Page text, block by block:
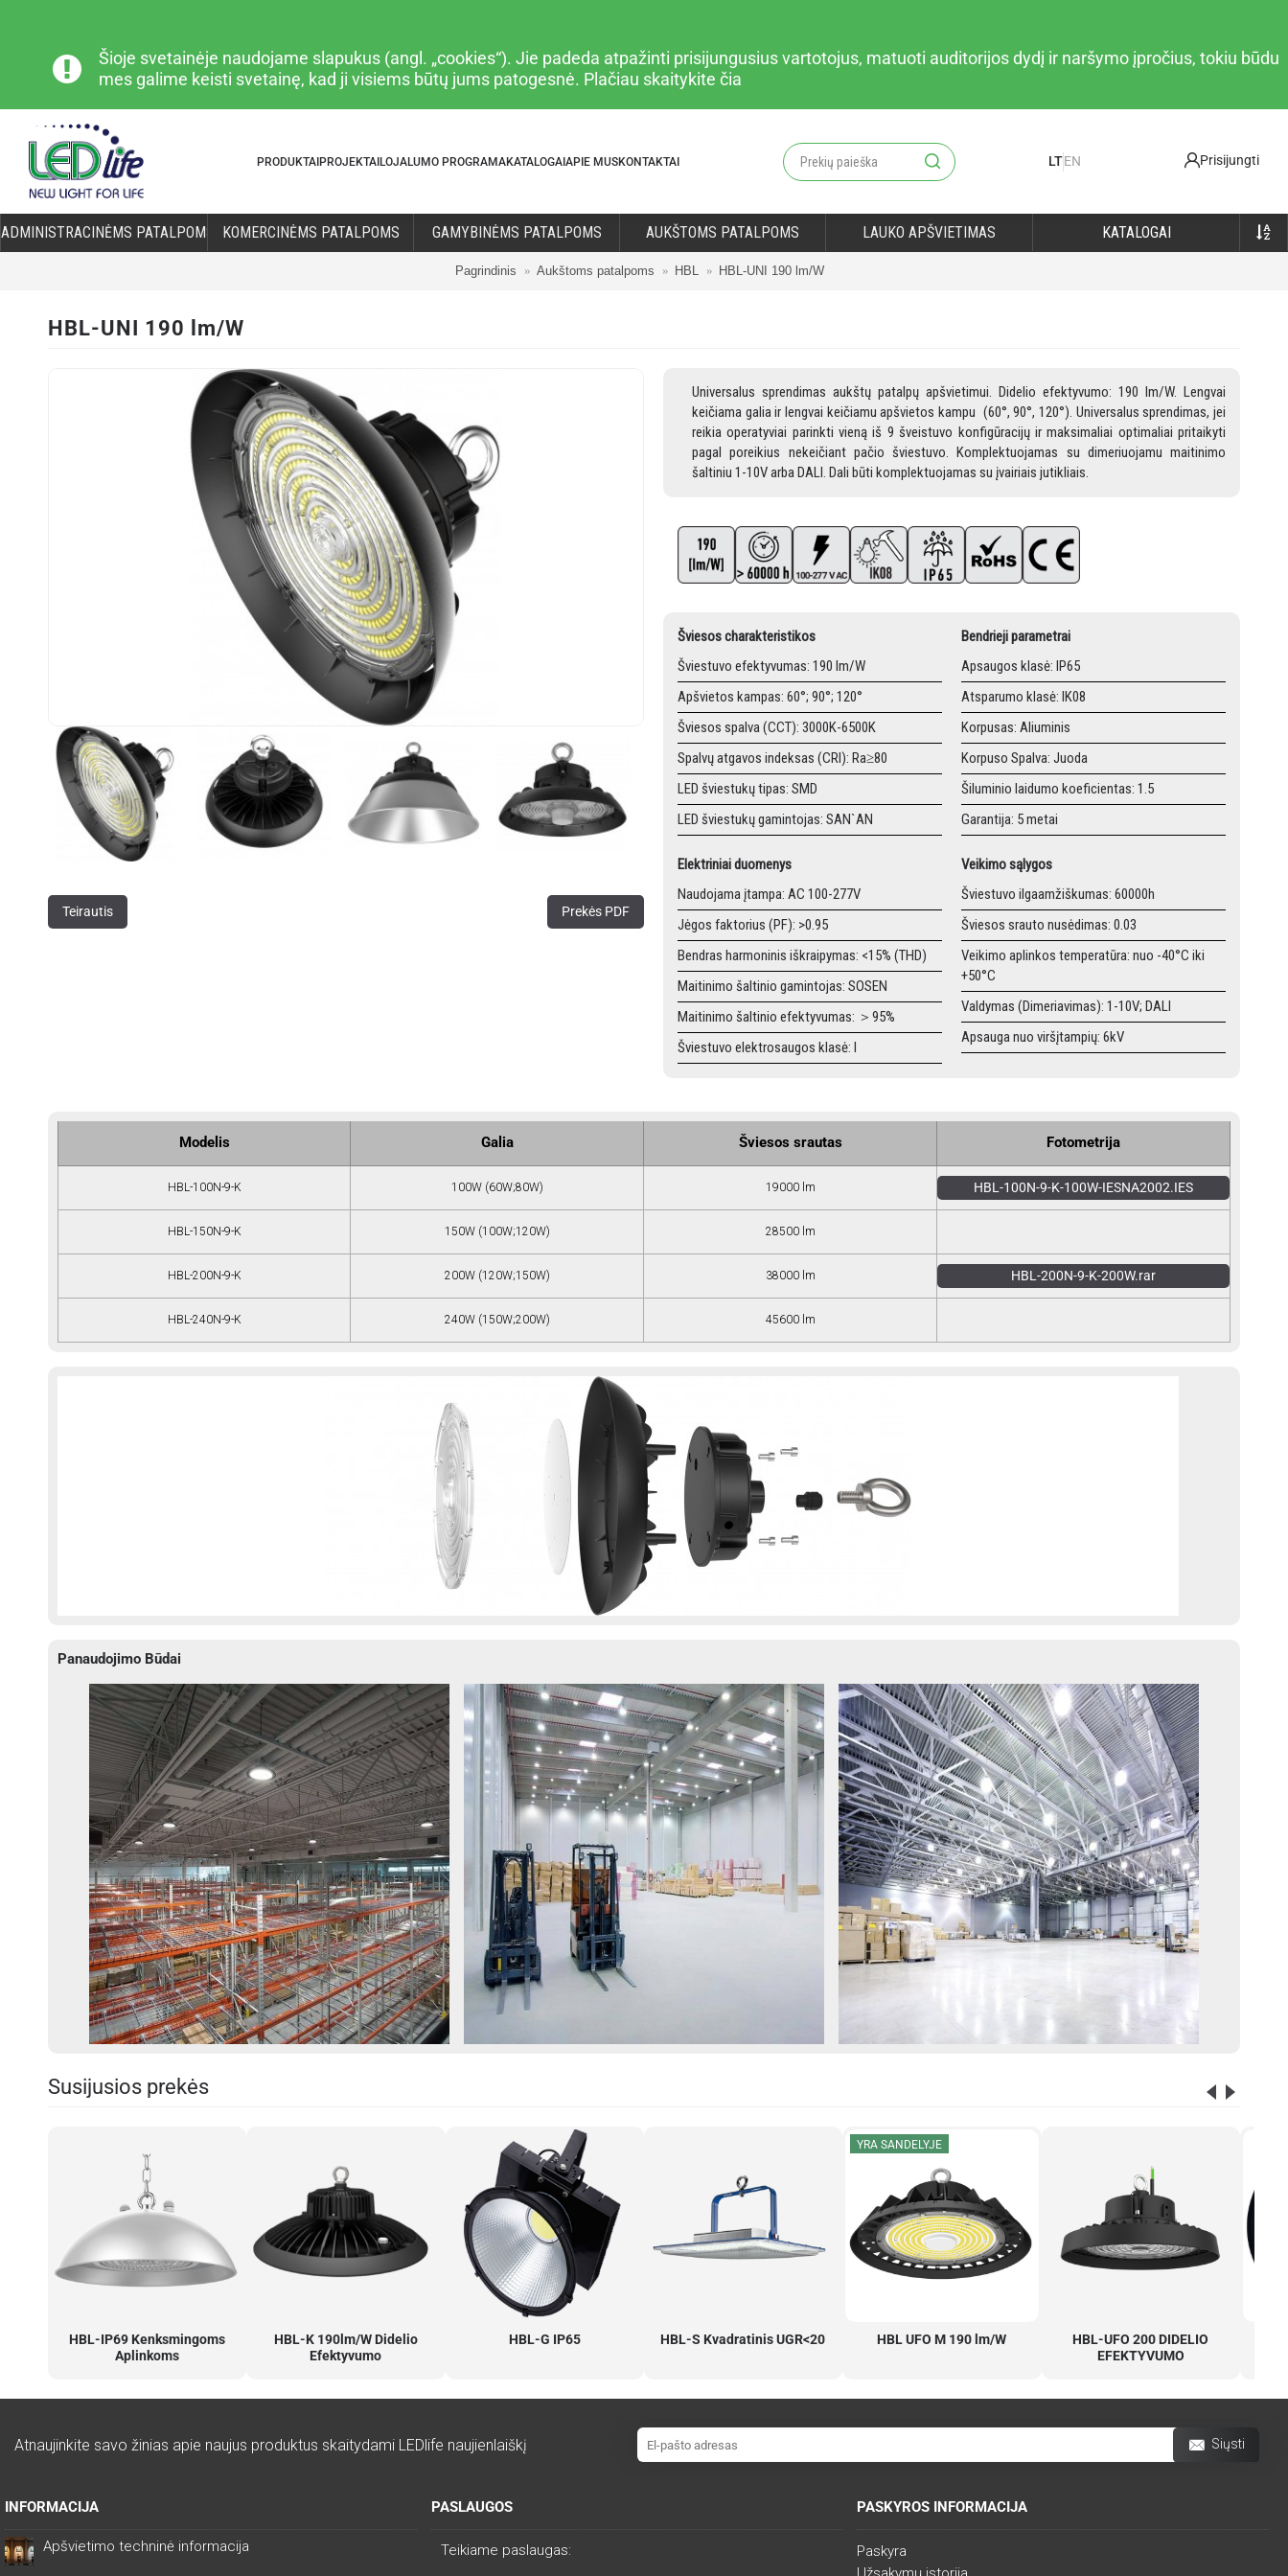
Šioje svetainėje naudojame slapukus (angl. „cookies“). Jie padeda atpažinti prisijungusius vartotojus, matuoti auditorijos dydį ir naršymo įpročius, tokiu būdu
mes galime keisti svetainę, kad ji visiems būtų jums patogesnė. Plačiau skaitykite čia
PRODUKTAI PROJEKTAI LOJALUMO PROGRAMAKATALOGAI APIE MUSKONTAKTAI LTEN Prisijungti
ADMINISTRACINĖMS PATALPOMS KOMERCINĖMS PATALPOMS GAMYBINĖMS PATALPOMS AUKŠTOMS PATALPOMS LAUKO APŠVIETIMAS KATALOGAI
Pagrindinis Aukštoms patalpoms HBL HBL-UNI 190 lm/W
HBL-UNI 190 lm/W
Teirautis Prekės PDF
Universalus sprendimas aukštų patalpų apšvietimui. Didelio efektyvumo: 190 lm/W. Lengvai
keičiama galia ir lengvai keičiamu apšvietos kampu (60°, 90°, 120°). Universalus sprendimas, jei
reikia operatyviai parinkti vieną iš 9 šveistuvo konfigūracijų ir maksimaliai optimaliai pritaikyti
pagal poreikius nekeičiant pačio šviestuvo. Komplektuojamas su dimeriuojamu maitinimo
šaltiniu 1-10V arba DALI. Dali būti komplektuojamas su įvairiais jutikliais.
Šviesos charakteristikos
Šviestuvo efektyvumas: 190 lm/W
Apšvietos kampas: 60°; 90°; 120°
Šviesos spalva (CCT): 3000K-6500K
Spalvų atgavos indeksas (CRI): Ra≥80
LED šviestukų tipas: SMD
LED šviestukų gamintojas: SAN`AN
Bendrieji parametrai
Apsaugos klasė: IP65
Atsparumo klasė: IK08
Korpusas: Aliuminis
Korpuso Spalva: Juoda
Šiluminio laidumo koeficientas: 1.5
Garantija: 5 metai
Elektriniai duomenys
Naudojama įtampa: AC 100-277V
Jėgos faktorius (PF): >0.95
Bendras harmoninis iškraipymas: <15% (THD)
Maitinimo šaltinio gamintojas: SOSEN
Maitinimo šaltinio efektyvumas: ＞95%
Šviestuvo elektrosaugos klasė: I
Veikimo sąlygos
Šviestuvo ilgaamžiškumas: 60000h
Šviesos srauto nusėdimas: 0.03
Veikimo aplinkos temperatūra: nuo -40°C iki
+50°C
Valdymas (Dimeriavimas): 1-10V; DALI
Apsauga nuo viršįtampių: 6kV
Modelis Galia Šviesos srautas Fotometrija
HBL-100N-9-K 100W (60W;80W) 19000 lm HBL-100N-9-K-100W-IESNA2002.IES
HBL-150N-9-K 150W (100W;120W) 28500 lm
HBL-200N-9-K 200W (120W;150W) 38000 lm HBL-200N-9-K-200W.rar
HBL-240N-9-K 240W (150W;200W) 45600 lm
Panaudojimo Būdai
Susijusios prekės
HBL-IP69 Kenksmingoms
Aplinkoms
HBL-K 190lm/W Didelio
Efektyvumo
HBL-G IP65 HBL-S Kvadratinis UGR<20
YRA SANDELYJE
HBL UFO M 190 lm/W
HBL-UFO 200 DIDELIO
EFEKTYVUMO
Atnaujinkite savo žinias apie naujus produktus skaitydami LEDlife naujienlaiškį Siųsti
INFORMACIJA
Apšvietimo techninė informacija
PASLAUGOS
Teikiame paslaugas:
PASKYROS INFORMACIJA
Paskyra